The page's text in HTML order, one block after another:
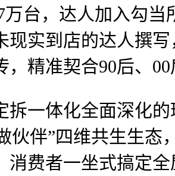
台，达人加入勾
实到店的达人撰
精准契合90后、
一体化全面深化的
伙伴”四维共生生态
费者一坐式搞定